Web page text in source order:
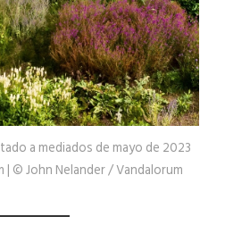
a mediados de mayo de 2023
| © John Nelander / Vandalorum